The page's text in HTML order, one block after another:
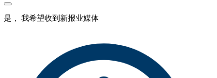
是， 我希望收到新报业媒体